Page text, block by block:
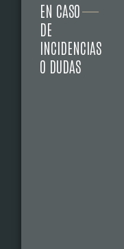
EN CASO
DE
INCIDENCIAS
O DUDAS